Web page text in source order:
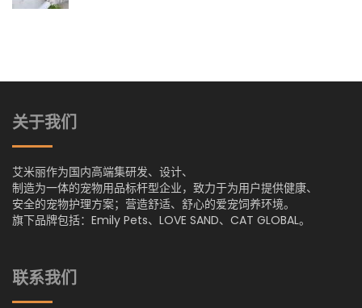
关于我们
艾米丽作为国内高端集研发、设计、
制造为一体的宠物用品标杆型企业，致力于为用户提供健康、
安全的宠物护理方案；营造舒适、舒心的爱宠饲养环境。
旗下品牌包括：Emily Pets、LOVE SAND、CAT GLOBAL。
联系我们